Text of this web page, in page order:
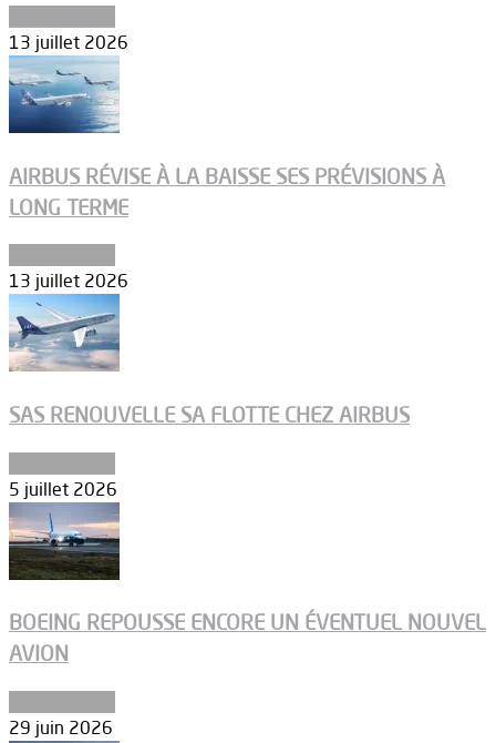
13 juillet 2026
AIRBUS RÉVISE À LA BAISSE SES PRÉVISIONS À
LONG TERME
13 juillet 2026
SAS RENOUVELLE SA FLOTTE CHEZ AIRBUS
5 juillet 2026
BOEING REPOUSSE ENCORE UN ÉVENTUEL NOUVEL
AVION
29 juin 2026